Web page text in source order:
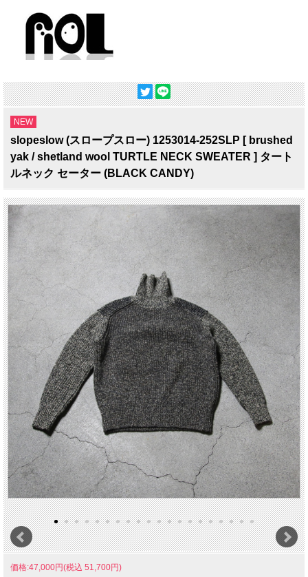
NEW
slopeslow (スロープスロー) 1253014-252SLP [ brushed
yak / shetland wool TURTLE NECK SWEATER ] タート
ルネック セーター (BLACK CANDY)
価格:47,000円(税込 51,700円)